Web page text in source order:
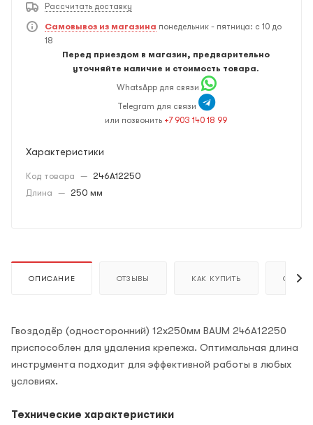
Рассчитать доставку
Самовывоз из магазина понедельник - пятница: с 10 до
18
Перед приездом в магазин, предварительно
уточняйте наличие и стоимость товара.
WhatsApp для связи
Telegram для связи
или позвонить +7 903 140 18 99
Характеристики
Код товара — 246A12250
Длина — 250 мм
ОПИСАНИЕ ОТЗЫВЫ КАК КУПИТЬ ОПЛАТА
Гвоздодёр (односторонний) 12х250мм BAUM 246A12250
приспособлен для удаления крепежа. Оптимальная длина
инструмента подходит для эффективной работы в любых
условиях.
Технические характеристики